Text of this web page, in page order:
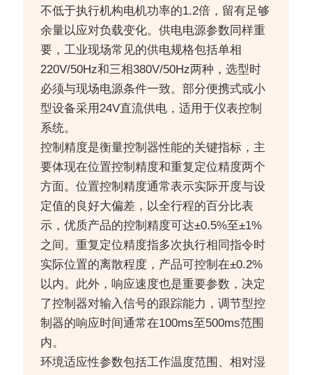
不低于执行机构电机功率的1.2倍，留有足够
余量以应对负载变化。供电电源参数同样重
要，工业现场常见的供电规格包括单相
220V/50Hz和三相380V/50Hz两种，选型时
必须与现场电源条件一致。部分便携式或小
型设备采用24V直流供电，适用于仪表控制
系统。
控制精度是衡量控制器性能的关键指标，主
要体现在位置控制精度和重复定位精度两个
方面。位置控制精度通常表示实际开度与设
定值的良好大偏差，以全行程的百分比表
示，优质产品的控制精度可达±0.5%至±1%
之间。重复定位精度指多次执行相同指令时
实际位置的离散程度，产品可控制在±0.2%
以内。此外，响应速度也是重要参数，决定
了控制器对输入信号的跟踪能力，调节型控
制器的响应时间通常在100ms至500ms范围
内。
环境适应性参数包括工作温度范围、相对湿